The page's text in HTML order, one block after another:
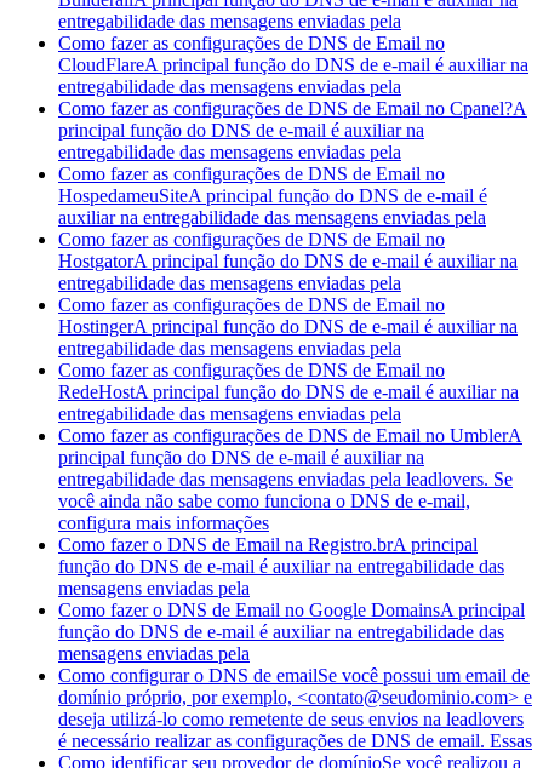
entregabilidade das mensagens enviadas pela
Como fazer as configurações de DNS de Email no
CloudFlareA principal função do DNS de e-mail é auxiliar na
entregabilidade das mensagens enviadas pela
Como fazer as configurações de DNS de Email no Cpanel?A
principal função do DNS de e-mail é auxiliar na
entregabilidade das mensagens enviadas pela
Como fazer as configurações de DNS de Email no
HospedameuSiteA principal função do DNS de e-mail é
auxiliar na entregabilidade das mensagens enviadas pela
Como fazer as configurações de DNS de Email no
HostgatorA principal função do DNS de e-mail é auxiliar na
entregabilidade das mensagens enviadas pela
Como fazer as configurações de DNS de Email no
HostingerA principal função do DNS de e-mail é auxiliar na
entregabilidade das mensagens enviadas pela
Como fazer as configurações de DNS de Email no
RedeHostA principal função do DNS de e-mail é auxiliar na
entregabilidade das mensagens enviadas pela
Como fazer as configurações de DNS de Email no UmblerA
principal função do DNS de e-mail é auxiliar na
entregabilidade das mensagens enviadas pela leadlovers. Se
você ainda não sabe como funciona o DNS de e-mail,
configura mais informações
Como fazer o DNS de Email na Registro.brA principal
função do DNS de e-mail é auxiliar na entregabilidade das
mensagens enviadas pela
Como fazer o DNS de Email no Google DomainsA principal
função do DNS de e-mail é auxiliar na entregabilidade das
mensagens enviadas pela
Como configurar o DNS de emailSe você possui um email de
domínio próprio, por exemplo, <contato@seudominio.com> e
deseja utilizá-lo como remetente de seus envios na leadlovers
é necessário realizar as configurações de DNS de email. Essas
Como identificar seu provedor de domínioSe você realizou a